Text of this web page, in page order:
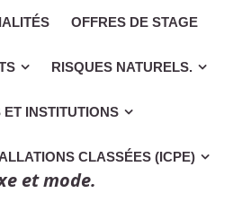
OFFRES DE STAGE
RISQUES NATURELS.
INSTITUTIONS
CLASSÉES (ICPE)
et mode.